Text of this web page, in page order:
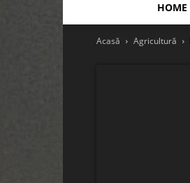
HOME
Acasă Agricultură